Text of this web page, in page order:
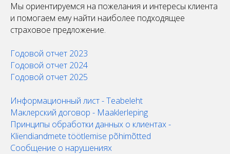
Мы ориентируемся на пожелания и интересы клиента
и помогаем ему найти наиболее подходящее
страховое предложение.
Годовой отчет 2023
Годовой отчет 2024
Годовой отчет 2025
Информационный лист - Teabeleht
Маклерский договор - Maaklerleping
Принципы обработки данных о клиентах -
Kliendiandmete töötlemise põhimõtted
Сообщение о нарушениях